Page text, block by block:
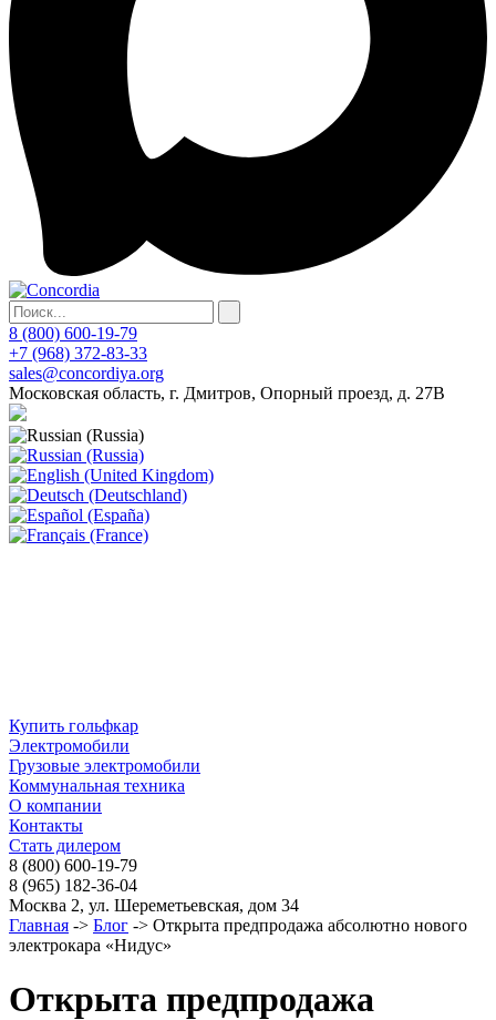
8 (800) 600-19-79
+7 (968) 372-83-33
sales@concordiya.org
Московская область, г. Дмитров, Опорный проезд, д. 27В
Купить гольфкар
Электромобили
Грузовые электромобили
Коммунальная техника
О компании
Контакты
Стать дилером
8 (800) 600-19-79
8 (965) 182-36-04
Москва 2, ул. Шереметьевская, дом 34
Главная -> Блог -> Открыта предпродажа абсолютно нового
электрокара «Нидус»
Открыта предпродажа